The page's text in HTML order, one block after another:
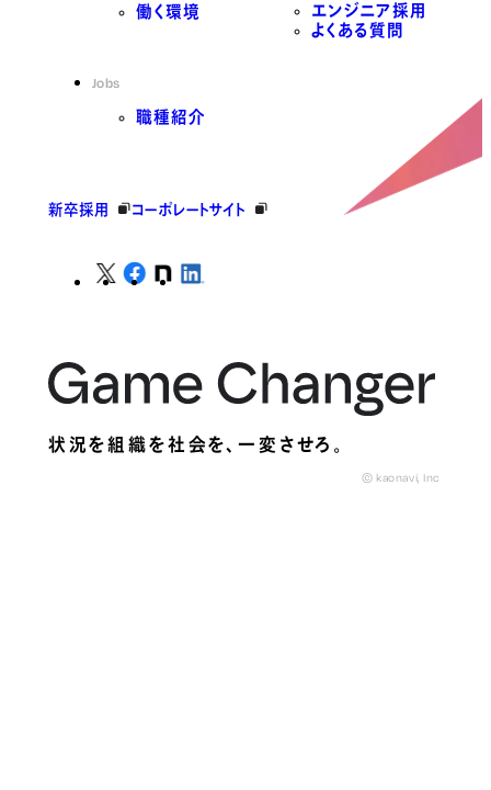
働く環境
Jobs
職種紹介
エンジニア採用
よくある質問
新卒採用 コーポレートサイト
状況を組織を社会を、一変させろ。
© kaonavi, Inc